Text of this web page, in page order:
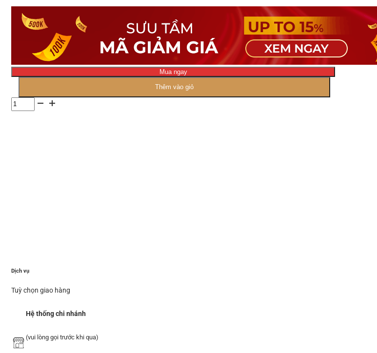
Số
lượng
Thêm vào giỏ
Mua ngay
Dịch vụ
Tuỳ chọn giao hàng
Hệ thống chi nhánh
(vui lòng gọi trước khi qua)